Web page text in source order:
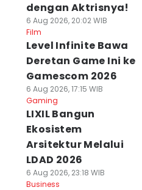
dengan Aktrisnya!
6 Aug 2026, 20:02 WIB
Film
Level Infinite Bawa
Deretan Game Ini ke
Gamescom 2026
6 Aug 2026, 17:15 WIB
Gaming
LIXIL Bangun
Ekosistem
Arsitektur Melalui
LDAD 2026
6 Aug 2026, 23:18 WIB
Business